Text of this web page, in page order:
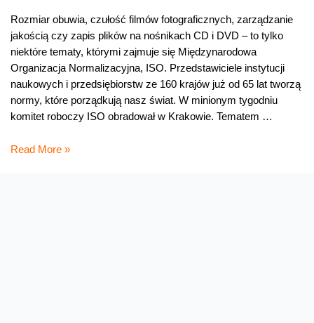
Rozmiar obuwia, czułość filmów fotograficznych, zarządzanie
jakością czy zapis plików na nośnikach CD i DVD – to tylko
niektóre tematy, którymi zajmuje się Międzynarodowa
Organizacja Normalizacyjna, ISO. Przedstawiciele instytucji
naukowych i przedsiębiorstw ze 160 krajów już od 65 lat tworzą
normy, które porządkują nasz świat. W minionym tygodniu
komitet roboczy ISO obradował w Krakowie. Tematem …
Wszystko
Read More »